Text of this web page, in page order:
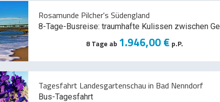
Rosamunde Pilcher's Südengland
8-Tage-Busreise: traumhafte Kulissen zwischen
8 Tage ab 1.946,00 € p.P.
Tagesfahrt Landesgartenschau in Bad Nenndorf
Bus-Tagesfahrt